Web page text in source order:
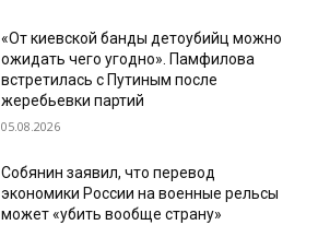
«От киевской банды детоубийц можно
ожидать чего угодно». Памфилова
встретилась с Путиным после
жеребьевки партий
05.08.2026
Собянин заявил, что перевод
экономики России на военные рельсы
может «убить вообще страну»